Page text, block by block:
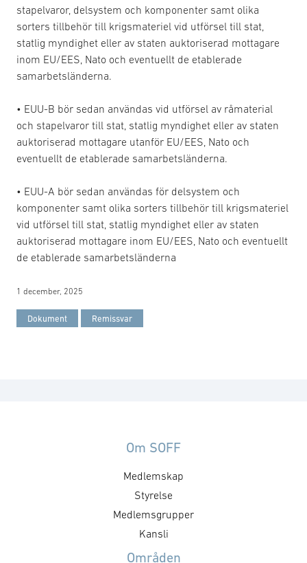
stapelvaror, delsystem och komponenter samt olika
sorters tillbehör till krigsmateriel vid utförsel till stat,
statlig myndighet eller av staten auktoriserad mottagare
inom EU/EES, Nato och eventuellt de etablerade
samarbetsländerna.
• EUU-B bör sedan användas vid utförsel av råmaterial
och stapelvaror till stat, statlig myndighet eller av staten
auktoriserad mottagare utanför EU/EES, Nato och
eventuellt de etablerade samarbetsländerna.
• EUU-A bör sedan användas för delsystem och
komponenter samt olika sorters tillbehör till krigsmateriel
vid utförsel till stat, statlig myndighet eller av staten
auktoriserad mottagare inom EU/EES, Nato och eventuellt
de etablerade samarbetsländerna
1 december, 2025
Dokument Remissvar
Om SOFF
Medlemskap
Styrelse
Medlemsgrupper
Kansli
Områden